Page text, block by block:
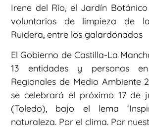
Irene del Río, el Jardín
voluntarios de limpieza de
Ruidera, entre los galardonados
El Gobierno de Castilla-La
13 entidades y personas
Regionales de Medio Ambiente
se celebrará el próximo 17 de
(Toledo), bajo el lema
naturaleza. Por el clima. Por